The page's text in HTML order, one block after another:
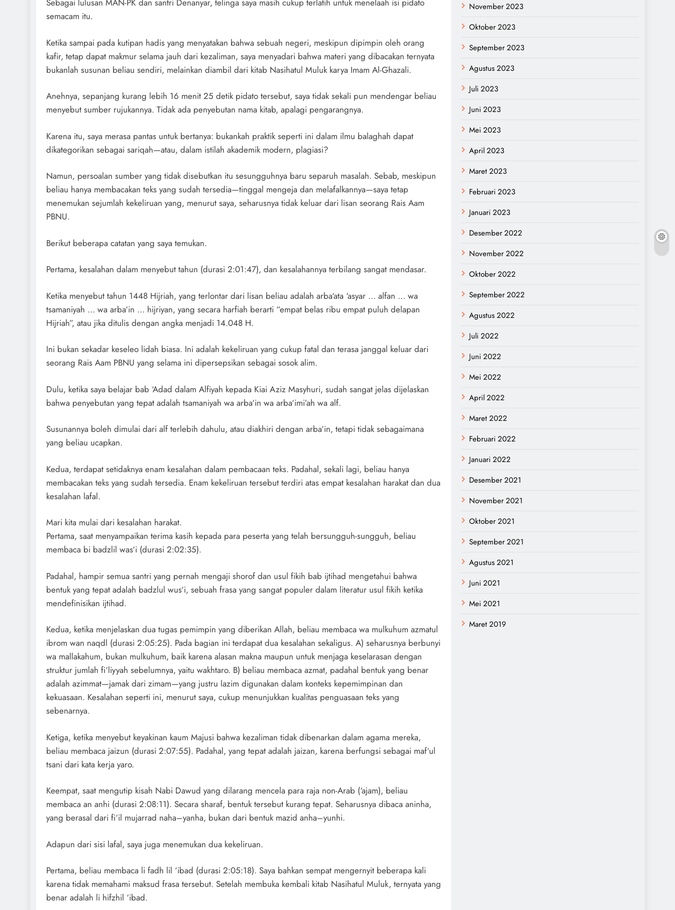
Sebagai lulusan MAN-PK dan santri Denanyar, telinga saya masih cukup terlatih untuk menelaah isi pidato
semacam itu.
Ketika sampai pada kutipan hadis yang menyatakan bahwa sebuah negeri, meskipun dipimpin oleh orang
kafir, tetap dapat makmur selama jauh dari kezaliman, saya menyadari bahwa materi yang dibacakan ternyata
bukanlah susunan beliau sendiri, melainkan diambil dari kitab Nasihatul Muluk karya Imam Al-Ghazali.
Anehnya, sepanjang kurang lebih 16 menit 25 detik pidato tersebut, saya tidak sekali pun mendengar beliau
menyebut sumber rujukannya. Tidak ada penyebutan nama kitab, apalagi pengarangnya.
Karena itu, saya merasa pantas untuk bertanya: bukankah praktik seperti ini dalam ilmu balaghah dapat
dikategorikan sebagai sariqah—atau, dalam istilah akademik modern, plagiasi?
Namun, persoalan sumber yang tidak disebutkan itu sesungguhnya baru separuh masalah. Sebab, meskipun
beliau hanya membacakan teks yang sudah tersedia—tinggal mengeja dan melafalkannya—saya tetap
menemukan sejumlah kekeliruan yang, menurut saya, seharusnya tidak keluar dari lisan seorang Rais Aam
PBNU.
Berikut beberapa catatan yang saya temukan.
Pertama, kesalahan dalam menyebut tahun (durasi 2:01:47), dan kesalahannya terbilang sangat mendasar.
Ketika menyebut tahun 1448 Hijriah, yang terlontar dari lisan beliau adalah arba‘ata ‘asyar … alfan … wa
tsamaniyah … wa arba‘in … hijriyan, yang secara harfiah berarti “empat belas ribu empat puluh delapan
Hijriah”, atau jika ditulis dengan angka menjadi 14.048 H.
Ini bukan sekadar keseleo lidah biasa. Ini adalah kekeliruan yang cukup fatal dan terasa janggal keluar dari
seorang Rais Aam PBNU yang selama ini dipersepsikan sebagai sosok alim.
Dulu, ketika saya belajar bab ‘Adad dalam Alfiyah kepada Kiai Aziz Masyhuri, sudah sangat jelas dijelaskan
bahwa penyebutan yang tepat adalah tsamaniyah wa arba‘in wa arba‘imi’ah wa alf.
Susunannya boleh dimulai dari alf terlebih dahulu, atau diakhiri dengan arba‘in, tetapi tidak sebagaimana
yang beliau ucapkan.
Kedua, terdapat setidaknya enam kesalahan dalam pembacaan teks. Padahal, sekali lagi, beliau hanya
membacakan teks yang sudah tersedia. Enam kekeliruan tersebut terdiri atas empat kesalahan harakat dan dua
kesalahan lafal.
Mari kita mulai dari kesalahan harakat.
Pertama, saat menyampaikan terima kasih kepada para peserta yang telah bersungguh-sungguh, beliau
membaca bi badzlil was‘i (durasi 2:02:35).
Padahal, hampir semua santri yang pernah mengaji shorof dan usul fikih bab ijtihad mengetahui bahwa
bentuk yang tepat adalah badzlul wus‘i, sebuah frasa yang sangat populer dalam literatur usul fikih ketika
mendefinisikan ijtihad.
Kedua, ketika menjelaskan dua tugas pemimpin yang diberikan Allah, beliau membaca wa mulkuhum azmatul
ibrom wan naqdl (durasi 2:05:25). Pada bagian ini terdapat dua kesalahan sekaligus. A) seharusnya berbunyi
wa mallakahum, bukan mulkuhum, baik karena alasan makna maupun untuk menjaga keselarasan dengan
struktur jumlah fi‘liyyah sebelumnya, yaitu wakhtaro. B) beliau membaca azmat, padahal bentuk yang benar
adalah azimmat—jamak dari zimam—yang justru lazim digunakan dalam konteks kepemimpinan dan
kekuasaan. Kesalahan seperti ini, menurut saya, cukup menunjukkan kualitas penguasaan teks yang
sebenarnya.
Ketiga, ketika menyebut keyakinan kaum Majusi bahwa kezaliman tidak dibenarkan dalam agama mereka,
beliau membaca jaizun (durasi 2:07:55). Padahal, yang tepat adalah jaizan, karena berfungsi sebagai maf‘ul
tsani dari kata kerja yaro.
Keempat, saat mengutip kisah Nabi Dawud yang dilarang mencela para raja non-Arab (‘ajam), beliau
membaca an anhi (durasi 2:08:11). Secara sharaf, bentuk tersebut kurang tepat. Seharusnya dibaca aninha,
yang berasal dari fi‘il mujarrad naha–yanha, bukan dari bentuk mazid anha–yunhi.
Adapun dari sisi lafal, saya juga menemukan dua kekeliruan.
Pertama, beliau membaca li fadh lil ‘ibad (durasi 2:05:18). Saya bahkan sempat mengernyit beberapa kali
karena tidak memahami maksud frasa tersebut. Setelah membuka kembali kitab Nasihatul Muluk, ternyata yang
benar adalah li hifzhil ‘ibad.
November 2023
Oktober 2023
September 2023
Agustus 2023
Juli 2023
Juni 2023
Mei 2023
April 2023
Maret 2023
Februari 2023
Januari 2023
Desember 2022
November 2022
Oktober 2022
September 2022
Agustus 2022
Juli 2022
Juni 2022
Mei 2022
April 2022
Maret 2022
Februari 2022
Januari 2022
Desember 2021
November 2021
Oktober 2021
September 2021
Agustus 2021
Juni 2021
Mei 2021
Maret 2019